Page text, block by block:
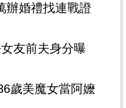
婚禮找連戰證
友前夫身分曝
歲美魔女當阿嬤